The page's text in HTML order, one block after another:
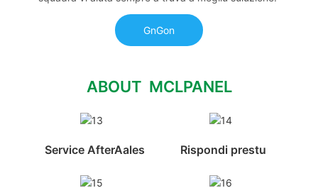
GnGon
ABOUT MCLPANEL
Service AfterAales Rispondi prestu